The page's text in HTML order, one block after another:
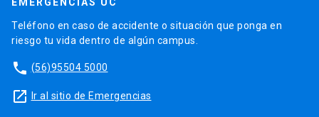
EMERGENCIAS UC
Teléfono en caso de accidente o situación que ponga en
riesgo tu vida dentro de algún campus.
phone (56)95504 5000
launch Ir al sitio de Emergencias